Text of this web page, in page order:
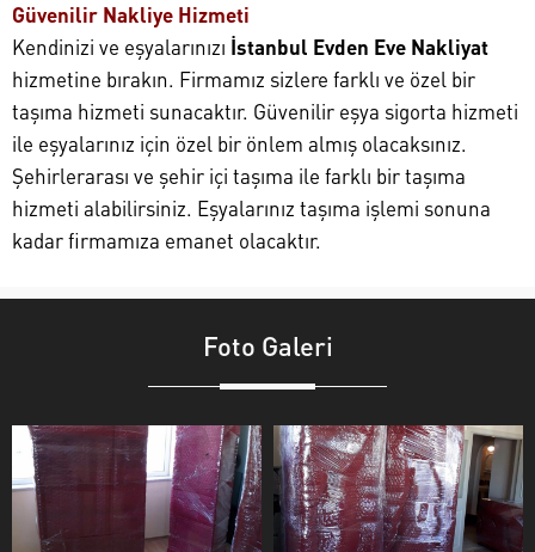
Güvenilir Nakliye Hizmeti
Kendinizi ve eşyalarınızı İstanbul Evden Eve Nakliyat
hizmetine bırakın. Firmamız sizlere farklı ve özel bir
taşıma hizmeti sunacaktır. Güvenilir eşya sigorta hizmeti
ile eşyalarınız için özel bir önlem almış olacaksınız.
Şehirlerarası ve şehir içi taşıma ile farklı bir taşıma
hizmeti alabilirsiniz. Eşyalarınız taşıma işlemi sonuna
kadar firmamıza emanet olacaktır.
Foto Galeri